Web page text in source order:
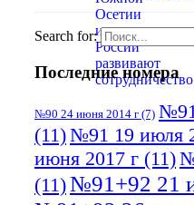
Search for:
Последние номера
№90 24 июня 2014 г (7) №91
(11)№91 19 июля
июня 2017 г (11)
(11)№91+92 21